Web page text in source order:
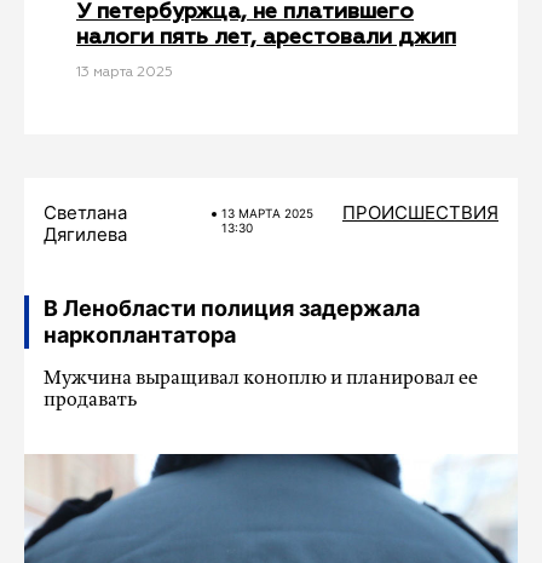
У петербуржца, не платившего
налоги пять лет, арестовали джип
13 мартa 2025
Светлана
Дягилева
13 МАРТA 2025
13:30
ПРОИСШЕСТВИЯ
В Ленобласти полиция задержала
наркоплантатора
Мужчина выращивал коноплю и планировал ее
продавать